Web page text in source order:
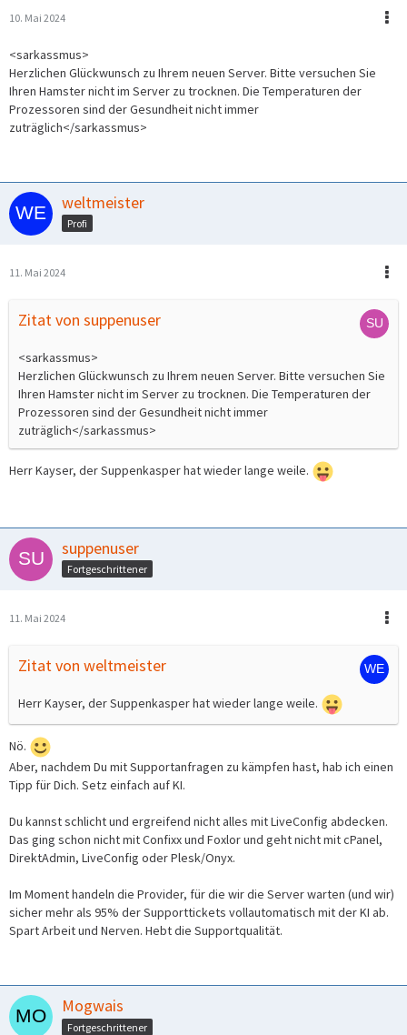
10. Mai 2024
<sarkassmus>
Herzlichen Glückwunsch zu Ihrem neuen Server. Bitte versuchen Sie
Ihren Hamster nicht im Server zu trocknen. Die Temperaturen der
Prozessoren sind der Gesundheit nicht immer
zuträglich</sarkassmus>
weltmeister
Profi
11. Mai 2024
Zitat von suppenuser
<sarkassmus>
Herzlichen Glückwunsch zu Ihrem neuen Server. Bitte versuchen Sie
Ihren Hamster nicht im Server zu trocknen. Die Temperaturen der
Prozessoren sind der Gesundheit nicht immer
zuträglich</sarkassmus>
Herr Kayser, der Suppenkasper hat wieder lange weile.
suppenuser
Fortgeschrittener
11. Mai 2024
Zitat von weltmeister
Herr Kayser, der Suppenkasper hat wieder lange weile.
Nö.
Aber, nachdem Du mit Supportanfragen zu kämpfen hast, hab ich einen
Tipp für Dich. Setz einfach auf KI.
Du kannst schlicht und ergreifend nicht alles mit LiveConfig abdecken.
Das ging schon nicht mit Confixx und Foxlor und geht nicht mit cPanel,
DirektAdmin, LiveConfig oder Plesk/Onyx.
Im Moment handeln die Provider, für die wir die Server warten (und wir)
sicher mehr als 95% der Supporttickets vollautomatisch mit der KI ab.
Spart Arbeit und Nerven. Hebt die Supportqualität.
Mogwais
Fortgeschrittener